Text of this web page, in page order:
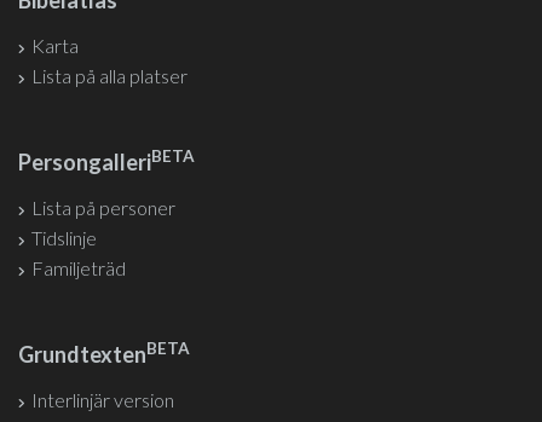
Karta
Lista på alla platser
PersongalleriBETA
Lista på personer
Tidslinje
Familjeträd
GrundtextenBETA
Interlinjär version